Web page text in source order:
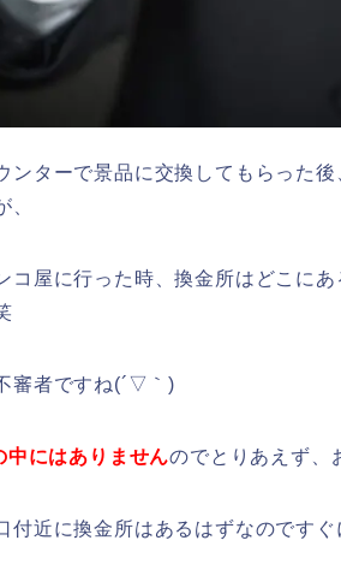
ンターで景品に交換してもらった
、
コ屋に行った時、換金所はどこに
審者ですね(´▽｀)
中にはありませんのでとりあえず、
付近に換金所はあるはずなのですぐ